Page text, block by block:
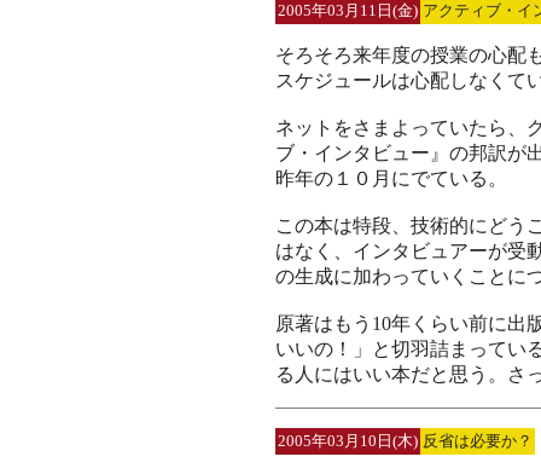
2005年03月11日(金) アクティブ・イ
そろそろ来年度の授業の心配
スケジュールは心配しなくて
ネットをさまよっていたら、
ブ・インタビュー』の邦訳が
昨年の１０月にでている。
この本は特段、技術的にどう
はなく、インタビュアーが受
の生成に加わっていくことに
原著はもう10年くらい前に出
いいの！」と切羽詰まってい
る人にはいい本だと思う。さ
2005年03月10日(木) 反省は必要か？